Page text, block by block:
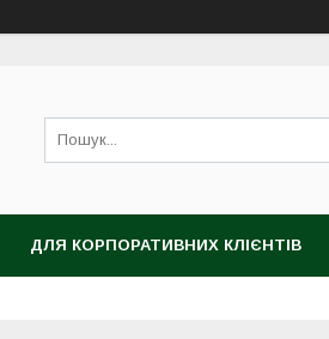
ДЛЯ КОРПОРАТИВНИХ КЛІЄНТІВ